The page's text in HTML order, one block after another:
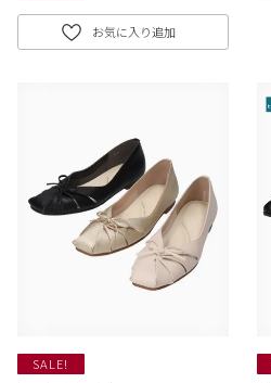
お気に入り追加
SALE!